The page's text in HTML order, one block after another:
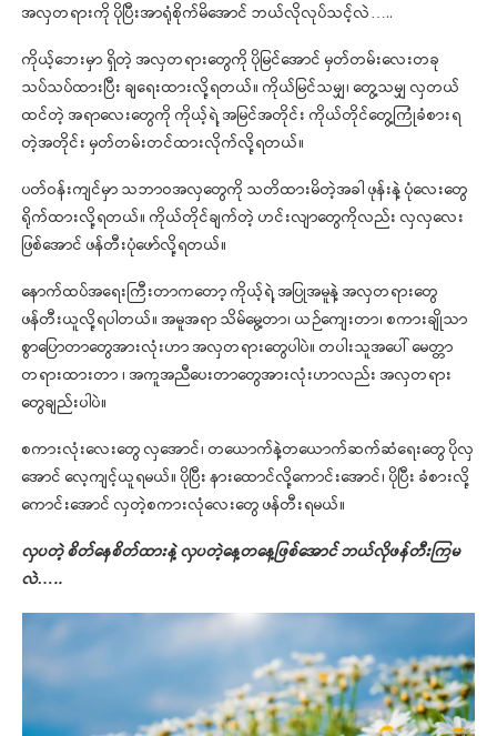
အလှတရားကို ပိုပြီးအာရုံစိုက်မိအောင် ဘယ်လိုလုပ်သင့်လဲ…..
ကိုယ့်ဘေးမှာ ရှိတဲ့ အလှတရားတွေကို ပိုမြင်အောင် မှတ်တမ်းလေးတခု
သပ်သပ်ထားပြီး ချရေးထားလို့ရတယ်။ ကိုယ်မြင်သမျှ၊ တွေ့သမျှ လှတယ်
ထင်တဲ့ အရာလေးတွေကို ကိုယ့်ရဲ့ အမြင်အတိုင်း ကိုယ်တိုင်တွေ့ကြုံခံစားရ
တဲ့အတိုင်း မှတ်တမ်းတင်ထားလိုက်လို့ရတယ်။
ပတ်ဝန်းကျင်မှာ သဘာဝအလှတွေကို သတိထားမိတဲ့အခါ ဖုန်းနဲ့ ပုံလေးတွေ
ရိုက်ထားလို့ရတယ်။ ကိုယ်တိုင်ချက်တဲ့ ဟင်းလျာတွေကိုလည်း လှလှလေး
ဖြစ်အောင် ဖန်တီးပုံဖော်လို့ရတယ်။
နောက်ထပ်အရေးကြီးတာကတော့ ကိုယ့်ရဲ့ အပြုအမူနဲ့ အလှတရားတွေ
ဖန်တီးယူလို့ရပါတယ်။ အမူအရာ သိမ်မွေ့တာ၊ ယဉ်ကျေးတာ၊ စကားချိုသာ
စွာပြောတာတွေအားလုံးဟာ အလှတရားတွေပါပဲ။ တပါးသူအပေါ် မေတ္တာ
တရားထားတာ ၊ အကူအညီပေးတာတွေအားလုံးဟာလည်း အလှတရား
တွေချည်းပါပဲ။
စကားလုံးလေးတွေ လှအောင်၊ တယောက်နဲ့တယောက်ဆက်ဆံရေးတွေ ပိုလှ
အောင် လေ့ကျင့်ယူရမယ်။ ပိုပြီး နားထောင်လို့ကောင်းအောင်၊ ပိုပြီး ခံစားလို့
ကောင်းအောင် လှတဲ့စကားလုံလေးတွေ ဖန်တီးရမယ်။
လှပတဲ့ စိတ်နေစိတ်ထားနဲ့ လှပတဲ့နေ့တနေ့ဖြစ်အောင် ဘယ်လိုဖန်တီးကြမ
လဲ…..